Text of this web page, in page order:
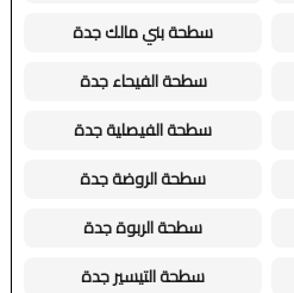
سطحة بني مالك جدة
سطحة الفيحاء جدة
سطحة الفيصلية جدة
سطحة الروضة جدة
سطحة الربوة جدة
سطحة التيسير جدة